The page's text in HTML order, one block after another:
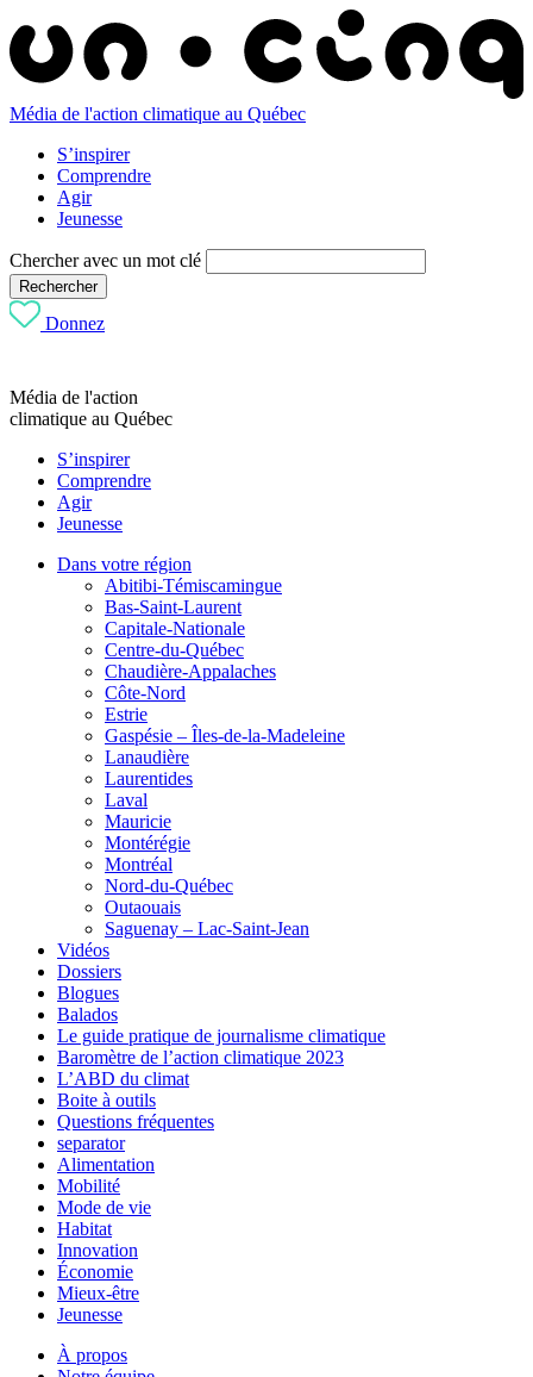
Média de l'action climatique au Québec
S’inspirer
Comprendre
Agir
Jeunesse
Chercher avec un mot clé
Rechercher
Donnez
Média de l'action
climatique au Québec
S’inspirer
Comprendre
Agir
Jeunesse
Dans votre région
Abitibi-Témiscamingue
Bas-Saint-Laurent
Capitale-Nationale
Centre-du-Québec
Chaudière-Appalaches
Côte-Nord
Estrie
Gaspésie – Îles-de-la-Madeleine
Lanaudière
Laurentides
Laval
Mauricie
Montérégie
Montréal
Nord-du-Québec
Outaouais
Saguenay – Lac-Saint-Jean
Vidéos
Dossiers
Blogues
Balados
Le guide pratique de journalisme climatique
Baromètre de l’action climatique 2023
L’ABD du climat
Boite à outils
Questions fréquentes
separator
Alimentation
Mobilité
Mode de vie
Habitat
Innovation
Économie
Mieux-être
Jeunesse
À propos